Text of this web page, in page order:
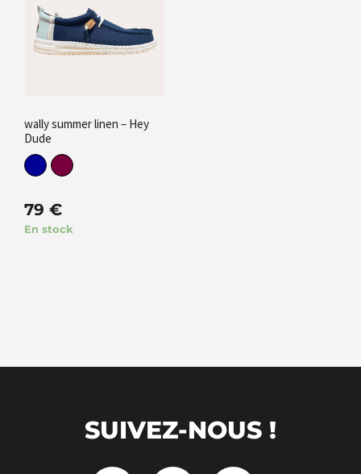
wally summer linen – Hey
Dude
79 €
En stock
SUIVEZ-NOUS !